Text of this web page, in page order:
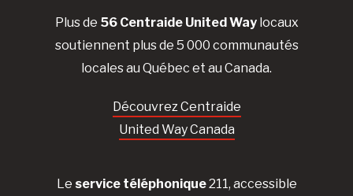
Plus de 56 Centraide United Waylocaux
soutiennent plus de 5 000 communautés
locales au Québec et au Canada.
Découvrez Centraide
United Way Canada
Le service téléphonique211, accessible